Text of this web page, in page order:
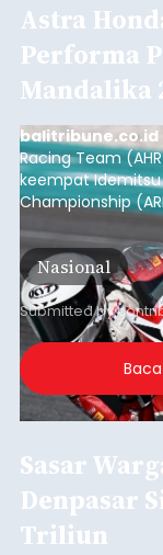
Astra
Performa
Mandalika
balitribune.co.id
Racing Team
keempat Idemitsu
Championship
berlangsung di
International
Barat, pada 7–9
Nasional
Submitted by
Sasar
Denpasar
Triliun